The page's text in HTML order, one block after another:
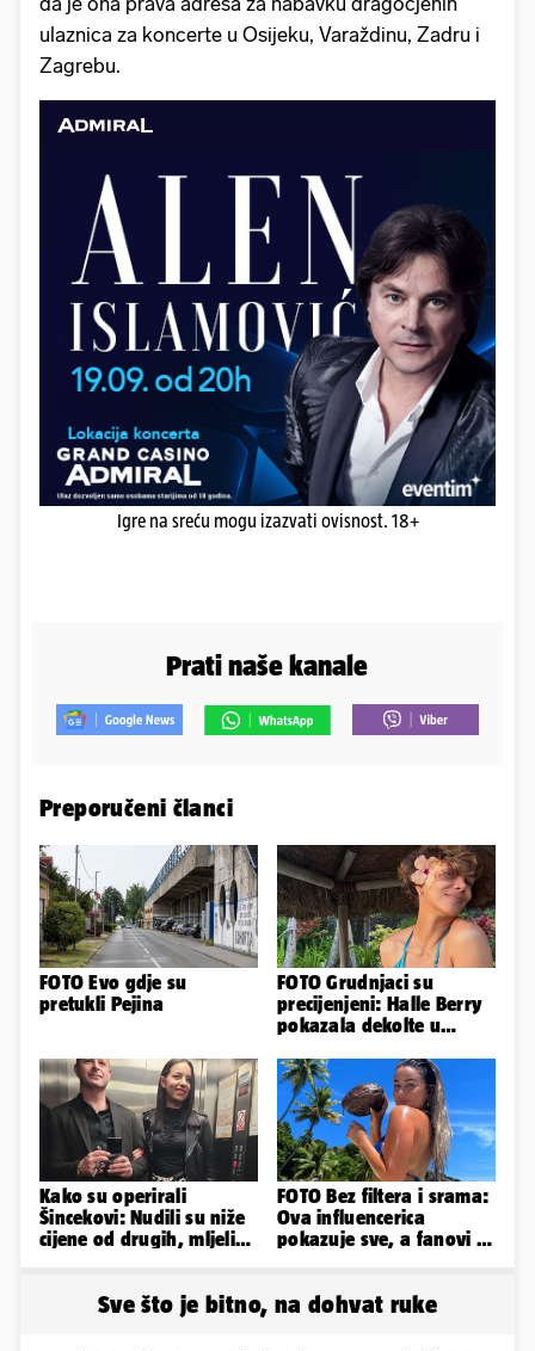
ulaznica za koncerte u Osijeku, Varaždinu, Zadru i
Zagrebu.
Igre na sreću mogu izazvati ovisnost. 18+
Prati naše kanale
Preporučeni članci
FOTO Evo gdje su
pretukli Pejina
FOTO Grudnjaci su
precijenjeni: Halle Berry
pokazala dekolte u
haljinici
Kako su operirali
Šincekovi: Nudili su niže
cijene od drugih, mljeli
FOTO Bez filtera i srama:
Ova influencerica
pokazuje sve, a fanovi je
Sve što je bitno, na dohvat ruke